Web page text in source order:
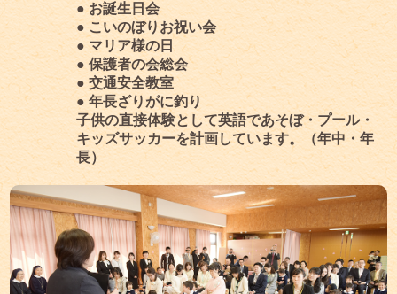
● お誕生日会
● こいのぼりお祝い会
● マリア様の日
● 保護者の会総会
● 交通安全教室
● 年長ざりがに釣り
子供の直接体験として英語であそぼ・プール・
キッズサッカーを計画しています。（年中・年
長）